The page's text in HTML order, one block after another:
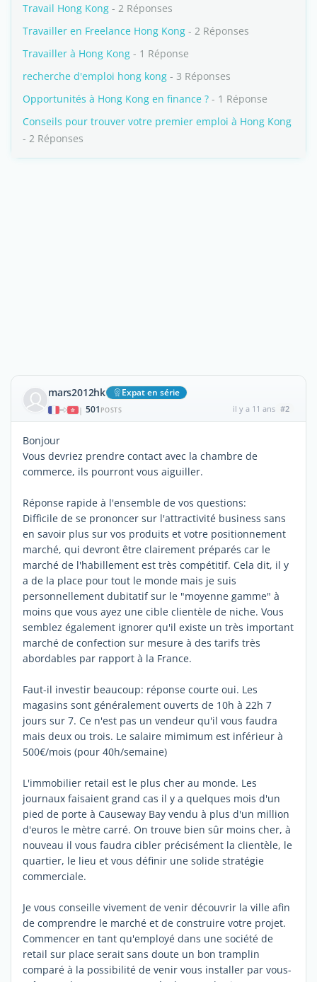
Travail Hong Kong - 2 Réponses
Travailler en Freelance Hong Kong - 2 Réponses
Travailler à Hong Kong - 1 Réponse
recherche d'emploi hong kong - 3 Réponses
Opportunités à Hong Kong en finance ? - 1 Réponse
Conseils pour trouver votre premier emploi à Hong Kong
- 2 Réponses
mars2012hk Expat en série
| 501 POSTS il y a 11 ans #2
Bonjour
Vous devriez prendre contact avec la chambre de
commerce, ils pourront vous aiguiller.
Réponse rapide à l'ensemble de vos questions:
Difficile de se prononcer sur l'attractivité business sans
en savoir plus sur vos produits et votre positionnement
marché, qui devront être clairement préparés car le
marché de l'habillement est très compétitif. Cela dit, il y
a de la place pour tout le monde mais je suis
personnellement dubitatif sur le "moyenne gamme" à
moins que vous ayez une cible clientèle de niche. Vous
semblez également ignorer qu'il existe un très important
marché de confection sur mesure à des tarifs très
abordables par rapport à la France.
Faut-il investir beaucoup: réponse courte oui. Les
magasins sont généralement ouverts de 10h à 22h 7
jours sur 7. Ce n'est pas un vendeur qu'il vous faudra
mais deux ou trois. Le salaire mimimum est inférieur à
500€/mois (pour 40h/semaine)
L'immobilier retail est le plus cher au monde. Les
journaux faisaient grand cas il y a quelques mois d'un
pied de porte à Causeway Bay vendu à plus d'un million
d'euros le mètre carré. On trouve bien sûr moins cher, à
nouveau il vous faudra cibler précisément la clientèle, le
quartier, le lieu et vous définir une solide stratégie
commerciale.
Je vous conseille vivement de venir découvrir la ville afin
de comprendre le marché et de construire votre projet.
Commencer en tant qu'employé dans une société de
retail sur place serait sans doute un bon tramplin
comparé à la possibilité de venir vous installer par vous-